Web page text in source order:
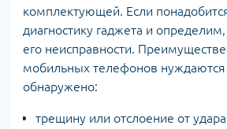
комплектующей. Если
диагностику гаджета и
его неисправности.
мобильных телефонов нуждаются
обнаружено:
трещину или отслоение от